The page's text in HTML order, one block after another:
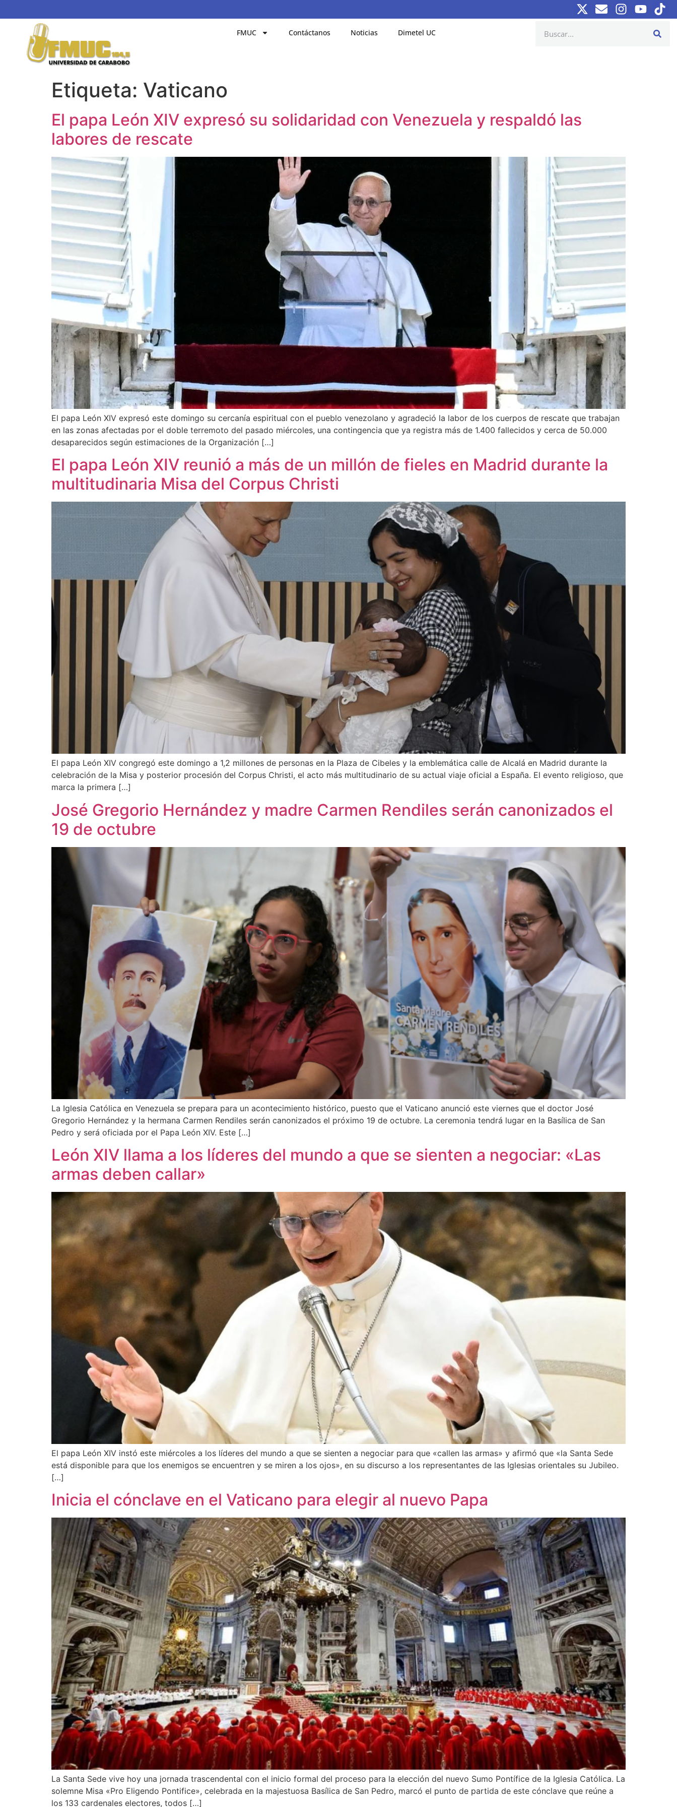
FMUC Contáctanos Noticias Dimetel UC
Etiqueta: Vaticano
El papa León XIV expresó su solidaridad con Venezuela y respaldó las
labores de rescate
El papa León XIV expresó este domingo su cercanía espiritual con el pueblo venezolano y agradeció la labor de los cuerpos de rescate que trabajan
en las zonas afectadas por el doble terremoto del pasado miércoles, una contingencia que ya registra más de 1.400 fallecidos y cerca de 50.000
desaparecidos según estimaciones de la Organización […]
El papa León XIV reunió a más de un millón de fieles en Madrid durante la
multitudinaria Misa del Corpus Christi
El papa León XIV congregó este domingo a 1,2 millones de personas en la Plaza de Cibeles y la emblemática calle de Alcalá en Madrid durante la
celebración de la Misa y posterior procesión del Corpus Christi, el acto más multitudinario de su actual viaje oficial a España. El evento religioso, que
marca la primera […]
José Gregorio Hernández y madre Carmen Rendiles serán canonizados el
19 de octubre
La Iglesia Católica en Venezuela se prepara para un acontecimiento histórico, puesto que el Vaticano anunció este viernes que el doctor José
Gregorio Hernández y la hermana Carmen Rendiles serán canonizados el próximo 19 de octubre. La ceremonia tendrá lugar en la Basílica de San
Pedro y será oficiada por el Papa León XIV. Este […]
León XIV llama a los líderes del mundo a que se sienten a negociar: «Las
armas deben callar»
El papa León XIV instó este miércoles a los líderes del mundo a que se sienten a negociar para que «callen las armas» y afirmó que «la Santa Sede
está disponible para que los enemigos se encuentren y se miren a los ojos», en su discurso a los representantes de las Iglesias orientales su Jubileo.
[…]
Inicia el cónclave en el Vaticano para elegir al nuevo Papa
La Santa Sede vive hoy una jornada trascendental con el inicio formal del proceso para la elección del nuevo Sumo Pontífice de la Iglesia Católica. La
solemne Misa «Pro Eligendo Pontifice», celebrada en la majestuosa Basílica de San Pedro, marcó el punto de partida de este cónclave que reúne a
los 133 cardenales electores, todos […]